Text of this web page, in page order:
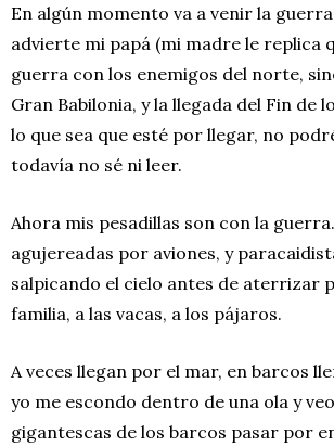
En algún momento va a venir la
advierte mi papá (mi madre le replica
guerra con los enemigos del norte,
Gran Babilonia, y la llegada del Fin de
lo que sea que esté por llegar, no
todavía no sé ni leer.
Ahora mis pesadillas son con la
agujereadas por aviones, y
salpicando el cielo antes de aterrizar
familia, a las vacas, a los pájaros.
A veces llegan por el mar, en barcos
yo me escondo dentro de una ola y
gigantescas de los barcos pasar por